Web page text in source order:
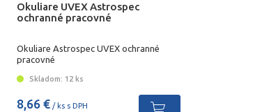
Okuliare UVEX Astrospec
ochranné pracovné
Okuliare Astrospec UVEX ochranné
pracovné
Skladom: 12 ks
8,66 €/ ks s DPH